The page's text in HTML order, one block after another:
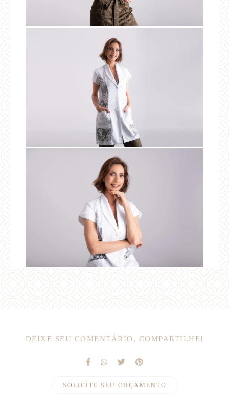
DEIXE SEU COMENTÁRIO, COMPARTILHE!
SOLICITE SEU ORÇAMENTO